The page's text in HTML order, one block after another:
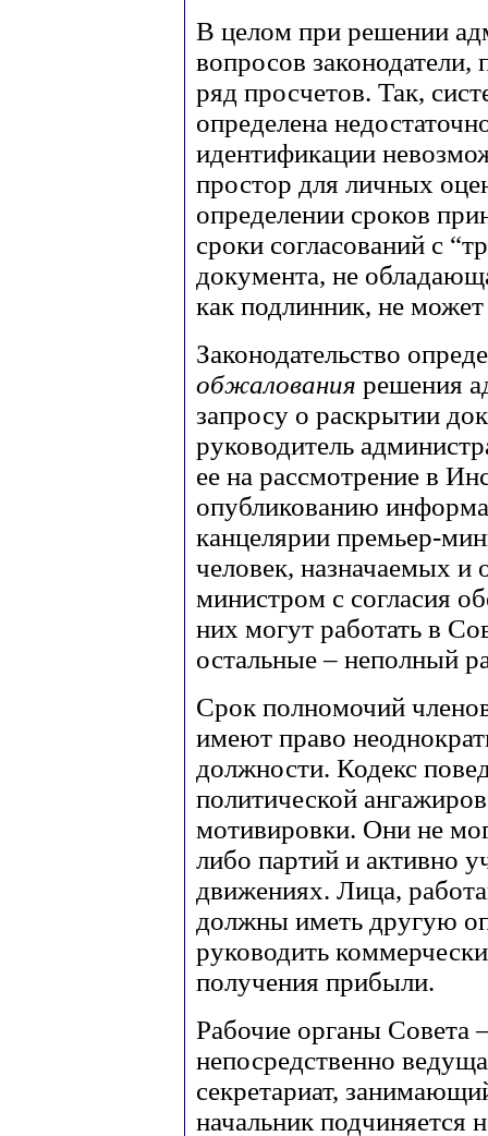
В целом при решении
вопросов
ряд просчетов. Так,
определена
идентификации
простор для личных
определении сроков
сроки согласований с
документа, не
как подлинник, не может
Законодательство
обжалования решения
запросу о раскрытии
руководитель
ее на рассмотрение в
опубликованию
канцелярии премьер-
человек, назначаемых и
министром с согласия
них могут работать в
остальные – неполный
Срок полномочий
имеют право
должности. Кодекс
политической
мотивировки. Они не
либо партий и активно
движениях. Лица,
должны иметь другую
руководить
получения прибыли.
Рабочие органы Совета
непосредственно
секретариат,
начальник подчиняется